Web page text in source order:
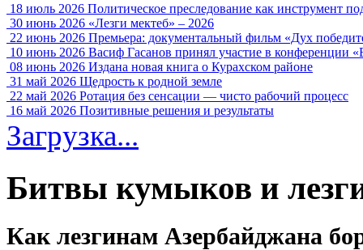
18 июль 2026 Политическое преследование как инструмент
30 июнь 2026 «Лезги мектеб» – 2026
22 июнь 2026 Премьера: документальный фильм «Дух
10 июнь 2026 Васиф Гасанов принял участие в конференции
08 июнь 2026 Издана новая книга о Курахском районе
31 май 2026 Щедрость к родной земле
22 май 2026 Ротация без сенсации — чисто рабочий процесс
16 май 2026 Позитивные решения и результаты
Загрузка...
Битвы кумыков и
Как лезгинам Азербайджана